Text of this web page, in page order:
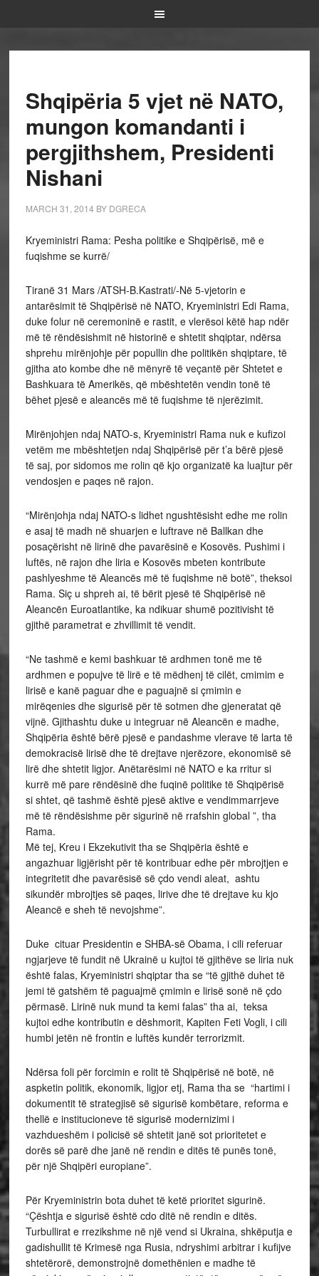
Shqipëria 5 vjet në NATO,
mungon komandanti i
pergjithshem, Presidenti
Nishani
MARCH 31, 2014 BY DGRECA
Kryeministri Rama: Pesha politike e Shqipërisë, më e
fuqishme se kurrë/
Tiranë 31 Mars /ATSH-B.Kastrati/-Në 5-vjetorin e
antarësimit të Shqipërisë në NATO, Kryeministri Edi Rama,
duke folur në ceremoninë e rastit, e vlerësoi këtë hap ndër
më të rëndësishmit në historinë e shtetit shqiptar, ndërsa
shprehu mirënjohje për popullin dhe politikën shqiptare, të
gjitha ato kombe dhe në mënyrë të veçantë për Shtetet e
Bashkuara të Amerikës, që mbështetën vendin tonë të
bëhet pjesë e aleancës më të fuqishme të njerëzimit.
Mirënjohjen ndaj NATO-s, Kryeministri Rama nuk e kufizoi
vetëm me mbështetjen ndaj Shqipërisë për t’a bërë pjesë
të saj, por sidomos me rolin që kjo organizatë ka luajtur për
vendosjen e paqes në rajon.
“Mirënjohja ndaj NATO-s lidhet ngushtësisht edhe me rolin
e asaj të madh në shuarjen e luftrave në Ballkan dhe
posaçërisht në lirinë dhe pavarësinë e Kosovës. Pushimi i
luftës, në rajon dhe liria e Kosovës mbeten kontribute
pashlyeshme të Aleancës më të fuqishme në botë”, theksoi
Rama. Siç u shpreh ai, të bërit pjesë të Shqipërisë në
Aleancën Euroatlantike, ka ndikuar shumë pozitivisht të
gjithë parametrat e zhvillimit të vendit.
“Ne tashmë e kemi bashkuar të ardhmen tonë me të
ardhmen e popujve të lirë e të mëdhenj të cilët, cmimim e
lirisë e kanë paguar dhe e paguajnë si çmimin e
mirëqenies dhe sigurisë për të sotmen dhe gjeneratat që
vijnë. Gjithashtu duke u integruar në Aleancën e madhe,
Shqipëria është bërë pjesë e pandashme vlerave të larta të
demokracisë lirisë dhe të drejtave njerëzore, ekonomisë së
lirë dhe shtetit ligjor. Anëtarësimi në NATO e ka rritur si
kurrë më pare rëndësinë dhe fuqinë politike të Shqipërisë
si shtet, që tashmë është pjesë aktive e vendimmarrjeve
më të rëndësishme për sigurinë në rrafshin global ”, tha
Rama.
Më tej, Kreu i Ekzekutivit tha se Shqipëria është e
angazhuar ligjërisht për të kontribuar edhe për mbrojtjen e
integritetit dhe pavarësisë së çdo vendi aleat, ashtu
sikundër mbrojtjes së paqes, lirive dhe të drejtave ku kjo
Aleancë e sheh të nevojshme”.
Duke cituar Presidentin e SHBA-së Obama, i cili referuar
ngjarjeve të fundit në Ukrainë u kujtoi të gjithëve se liria nuk
është falas, Kryeministri shqiptar tha se “të gjithë duhet të
jemi të gatshëm të paguajmë çmimin e lirisë sonë në çdo
përmasë. Lirinë nuk mund ta kemi falas” tha ai, teksa
kujtoi edhe kontributin e dëshmorit, Kapiten Feti Vogli, i cili
humbi jetën në frontin e luftës kundër terrorizmit.
Ndërsa foli për forcimin e rolit të Shqipërisë në botë, në
aspketin politik, ekonomik, ligjor etj, Rama tha se “hartimi i
dokumentit të strategjisë së sigurisë kombëtare, reforma e
thellë e institucioneve të sigurisë modernizimi i
vazhdueshëm i policisë së shtetit janë sot prioritetet e
dorës së parë dhe janë në rendin e ditës të punës tonë,
për një Shqipëri europiane”.
Për Kryeministrin bota duhet të ketë prioritet sigurinë.
“Çështja e sigurisë është cdo ditë në rendin e ditës.
Turbullirat e rrezikshme në një vend si Ukraina, shkëputja e
gadishullit të Krimesë nga Rusia, ndryshimi arbitrar i kufijve
shtetërorë, demonstrojnë domethënien e madhe të